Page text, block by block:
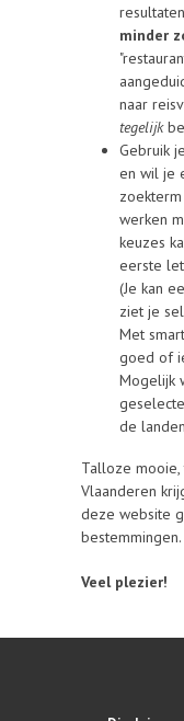
minder
naar
tegelijk
Gebruik
en wil je
werken
keuzes
eerste
(Je kan
ziet je
Met
goed of
Mogelijk
de
Talloze
Vlaanderen
deze website
bestemmingen.
Veel plezier!